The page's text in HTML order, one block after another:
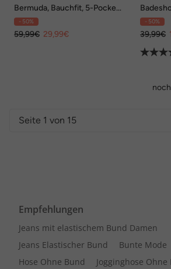
Bermuda, Bauchfit, 5-Pocket,
Bund seitlich elastisch, bis 70
- 50%
59,99€ 29,99€
- 50%
39,99€
noch
Seite 1 von 15
Empfehlungen
Jeans mit elastischem Bund Damen
Jeans Elastischer Bund
Bunte Mode
Hose Ohne Bund
Jogginghose Ohne